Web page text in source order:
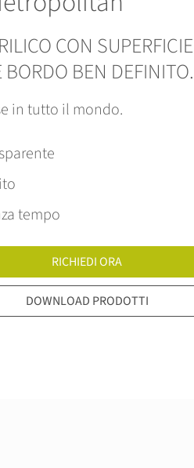
CON SUPERFICIE
BORDO BEN DEFINITO.
in tutto il mondo.
tempo
RICHIEDI ORA
DOWNLOAD PRODOTTI